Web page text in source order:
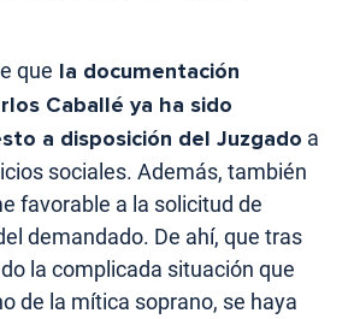
que la documentación
Caballé ya ha sido
a disposición del Juzgado a
sociales. Además, también
favorable a la solicitud de
demandado. De ahí, que tras
la complicada situación que
de la mítica soprano, se haya